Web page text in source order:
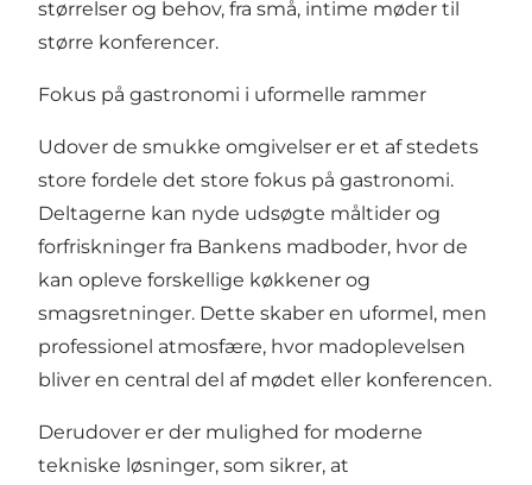
størrelser og behov, fra små, intime møder til
større konferencer.
Fokus på gastronomi i uformelle rammer
Udover de smukke omgivelser er et af stedets
store fordele det store fokus på gastronomi.
Deltagerne kan nyde udsøgte måltider og
forfriskninger fra Bankens madboder, hvor de
kan opleve forskellige køkkener og
smagsretninger. Dette skaber en uformel, men
professionel atmosfære, hvor madoplevelsen
bliver en central del af mødet eller konferencen.
Derudover er der mulighed for moderne
tekniske løsninger, som sikrer, at